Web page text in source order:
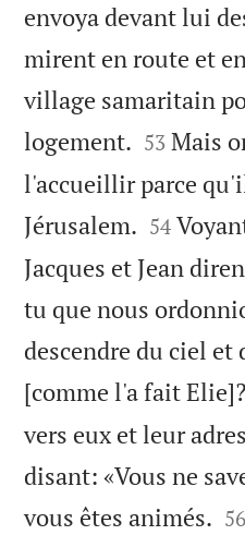
envoya devant lui
mirent en route et
village samaritain
logement. 

53 Mais
l'accueillir parce
Jérusalem. 

54
Jacques et Jean
tu que nous
descendre du ciel et
[comme l'a fait
vers eux et leur
disant: «Vous ne
vous êtes animés. 

56